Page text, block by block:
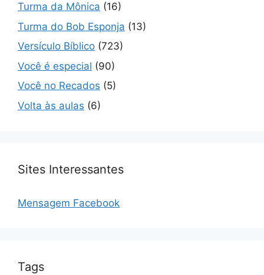
Turma da Mônica (16)
Turma do Bob Esponja (13)
Versículo Bíblico (723)
Você é especial (90)
Você no Recados (5)
Volta às aulas (6)
Sites Interessantes
Mensagem Facebook
Tags